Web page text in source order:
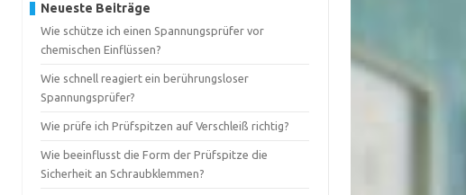
Neueste Beiträge
Wie schütze ich einen Spannungsprüfer vor
chemischen Einflüssen?
Wie schnell reagiert ein berührungsloser
Spannungsprüfer?
Wie prüfe ich Prüfspitzen auf Verschleiß richtig?
Wie beeinflusst die Form der Prüfspitze die
Sicherheit an Schraubklemmen?